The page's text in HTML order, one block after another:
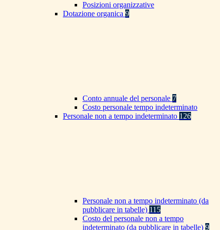
Posizioni organizzative
Dotazione organica 9
Conto annuale del personale 7
Costo personale tempo indeterminato
Personale non a tempo indeterminato 126
Personale non a tempo indeterminato (da
pubblicare in tabelle) 115
Costo del personale non a tempo
indeterminato (da pubblicare in tabelle) 9